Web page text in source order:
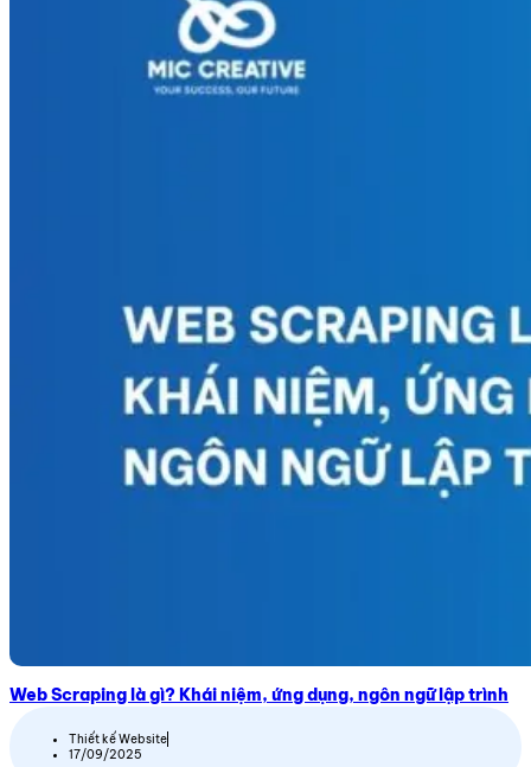
Web Scraping là gì? Khái niệm, ứng dụng, ngôn ngữ lập trình
Thiết kế Website
17/09/2025